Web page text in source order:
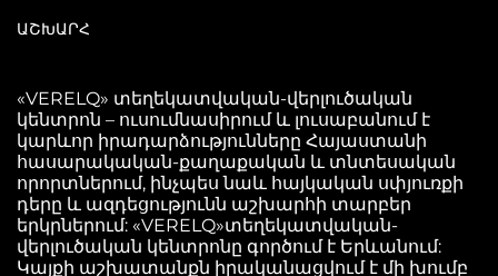
ԱՇԽԱՐՀ
«VERELQ» տեղեկատվական-վերլուծական
կենտրոն – ուսումնասիրում և լուսաբանում է
կարևոր իրադարձությունները Հայաստանի
հասարակական-քաղաքական և տնտեսական
որորտներում, ինչպես նաև հայկական սփյուռքի
դերը և ազդեցությունն աշխարհի տարբեր
երկրներում: «VERELQ»տեղեկատվական-
վերլուծական կենտրոնը գործում է Երևանում:
Կայքի աշխատանքն իրականացվում է մի խումբ